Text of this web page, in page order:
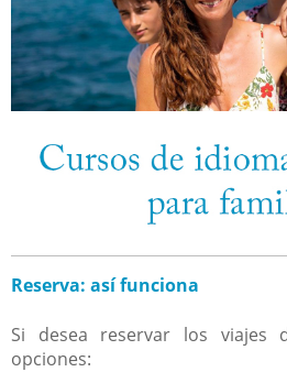
Reserva: así funciona
Si desea reservar los viajes
opciones: